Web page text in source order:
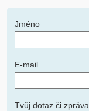
Jméno
E-mail
Tvůj dotaz či zpráva